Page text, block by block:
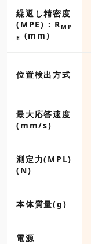
繰返し精密度
(MPE) : R MP
E (mm)
位置検出方式
最大応答速度
(mm/s)
測定力(MPL)
(N)
本体質量(g)
電源